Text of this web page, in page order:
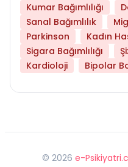
Kumar Bağımlılığı
Sanal Bağımlılık
Parkinson
Kadın
Sigara Bağımlılığı
Kardioloji
Bipolar
© 2026 e-